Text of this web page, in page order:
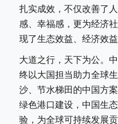
扎实成效，不仅改善了
感、幸福感，更为经济
现了生态效益、经济效
大道之行，天下为公。
终以大国担当助力全球
沙、节水梯田的中国方
绿色港口建设，中国生
验，为全球可持续发展